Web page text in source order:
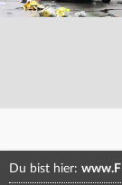
Du bist hier: